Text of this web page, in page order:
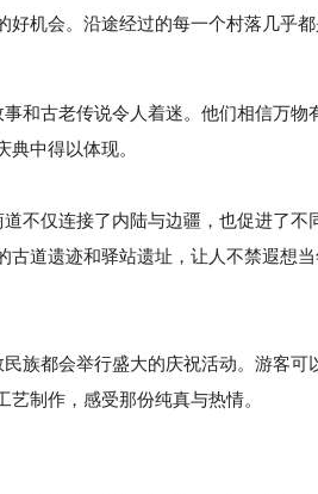
好机会。沿途经过的每一个村落几乎都
和古老传说令人着迷。他们相信万物
中得以体现。
不仅连接了内陆与边疆，也促进了不
古道遗迹和驿站遗址，让人不禁遐想
族都会举行盛大的庆祝活动。游客可
制作，感受那份纯真与热情。